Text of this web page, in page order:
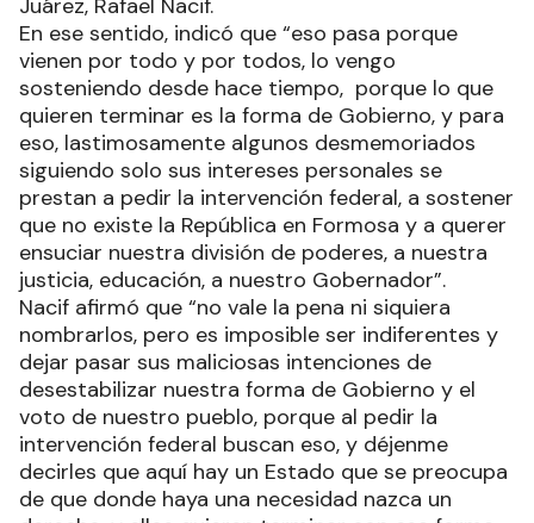
Juárez, Rafael Nacif.
En ese sentido, indicó que “eso pasa porque
vienen por todo y por todos, lo vengo
sosteniendo desde hace tiempo, porque lo que
quieren terminar es la forma de Gobierno, y para
eso, lastimosamente algunos desmemoriados
siguiendo solo sus intereses personales se
prestan a pedir la intervención federal, a sostener
que no existe la República en Formosa y a querer
ensuciar nuestra división de poderes, a nuestra
justicia, educación, a nuestro Gobernador”.
Nacif afirmó que “no vale la pena ni siquiera
nombrarlos, pero es imposible ser indiferentes y
dejar pasar sus maliciosas intenciones de
desestabilizar nuestra forma de Gobierno y el
voto de nuestro pueblo, porque al pedir la
intervención federal buscan eso, y déjenme
decirles que aquí hay un Estado que se preocupa
de que donde haya una necesidad nazca un